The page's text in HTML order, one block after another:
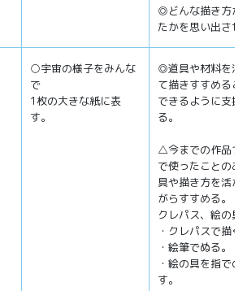
◎どんな描き方が
たかを思い出させ
○宇宙の様子をみんな
で
1枚の大きな紙に表
す。
◎道具や材料を活
て描きすすめるこ
できるように支援
る。
△今までの作品づ
で使ったことのあ
具や描き方を活か
がらすすめる。
クレパス、絵の具
・クレパスで描く
・絵筆でぬる。
・絵の具を指での
す。